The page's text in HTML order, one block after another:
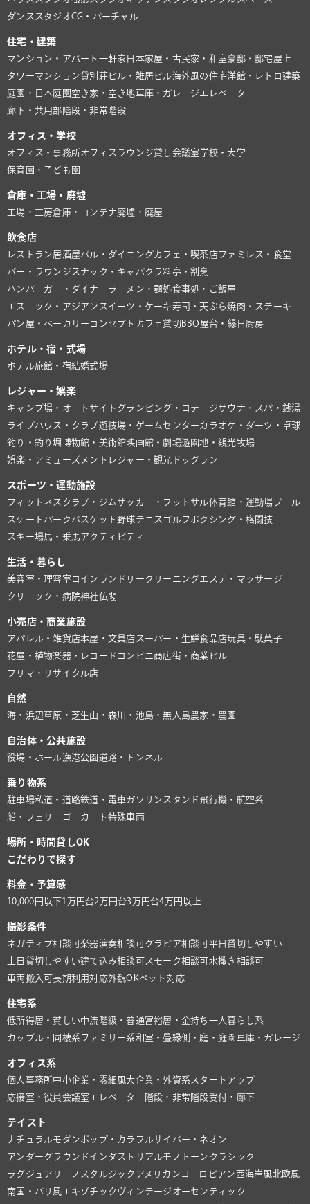
ダンススタジオCG・バーチャル
住宅・建築
マンション・アパート 一軒家 日本家屋・古民家・和室豪邸・邸宅屋上
タワーマンション貸別荘ビル・雑居ビル海外風の住宅洋館・レトロ建築
庭園・日本庭園 空き家・空き地 車庫・ガレージ エレベーター
廊下・共用部 階段・非常階段
オフィス・学校
オフィス・事務所オフィスラウンジ貸し会議室学校・大学
保育園・子ども園
倉庫・工場・廃墟
工場・工房倉庫・コンテナ廃墟・廃屋
飲食店
レストラン居酒屋バル・ダイニングカフェ・喫茶店ファミレス・食堂
バー・ラウンジ スナック・キャバクラ料亭・割烹
ハンバーガー・ダイナーラーメン・麺処食事処・ご飯屋
エスニック・アジアン スイーツ・ケーキ寿司・天ぷら焼肉・ステーキ
パン屋・ベーカリー コンセプトカフェ貸切BBQ 屋台・縁日 厨房
ホテル・宿・式場
ホテル旅館・宿結婚式場
レジャー・娯楽
キャンプ場・オートサイト グランピング・コテージサウナ・スパ・銭湯
ライブハウス・クラブ遊技場・ゲームセンターカラオケ・ダーツ・卓球
釣り・釣り堀博物館・美術館映画館・劇場遊園地・観光牧場
娯楽・アミューズメント レジャー・観光 ドッグラン
スポーツ・運動施設
フィットネスクラブ・ジム サッカー・フットサル体育館・運動場プール
スケートパーク バスケット 野球テニス ゴルフ ボクシング・格闘技
スキー場馬・乗馬アクティビティ
生活・暮らし
美容室・理容室 コインランドリー クリーニングエステ・マッサージ
クリニック・病院神社仏閣
小売店・商業施設
アパレル・雑貨店本屋・文具店 スーパー・生鮮食品店玩具・駄菓子
花屋・植物楽器・レコード コンビニ商店街・商業ビル
フリマ・リサイクル店
自然
海・浜辺 草原・芝生山・森川・池島・無人島農家・農園
自治体・公共施設
役場・ホール漁港公園 道路・トンネル
乗り物系
駐車場私道・道路鉄道・電車 ガソリンスタンド 飛行機・航空系
船・フェリー ゴーカート特殊車両
場所・時間貸しOK
こだわりで探す
料金・予算感
10,000円以下1万円台2万円台3万円台4万円以上
撮影条件
ネガティブ相談可楽器演奏相談可 グラビア相談可 平日貸切しやすい
土日貸切しやすい建て込み相談可 スモーク相談可 水撒き相談可
車両搬入可長期利用対応外観OKペット対応
住宅系
低所得層・貧しい中流階級・普通富裕層・金持ち 一人暮らし系
カップル・同棲系ファミリー系和室・畳縁側・庭・庭園 車庫・ガレージ
オフィス系
個人事務所中小企業・零細風大企業・外資系スタートアップ
応接室・役員会議室 エレベーター 階段・非常階段受付・廊下
テイスト
ナチュラルモダンポップ・カラフルサイバー・ネオン
アンダーグラウンド インダストリアルモノトーン クラシック
ラグジュアリー ノスタルジック アメリカン ヨーロピアン 西海岸風北欧風
南国・バリ風 エキゾチック ヴィンテージ オーセンティック